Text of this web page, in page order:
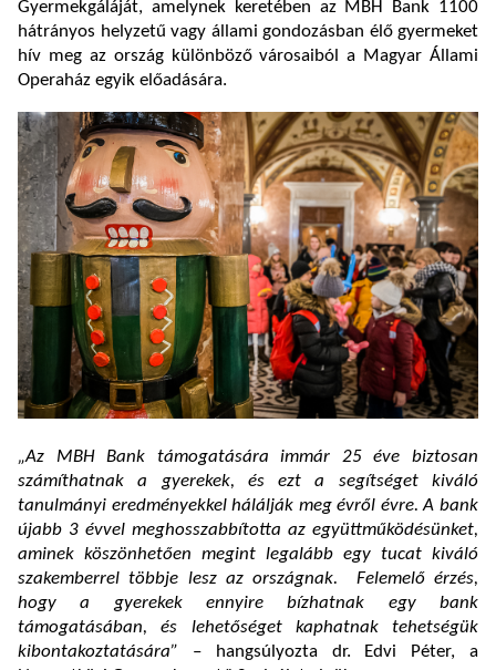
Gyermekgáláját, amelynek keretében az MBH Bank 1100
hátrányos helyzetű vagy állami gondozásban élő gyermeket
hív meg az ország különböző városaiból a Magyar Állami
Operaház egyik előadására.
„Az MBH Bank támogatására immár 25 éve biztosan
számíthatnak a gyerekek, és ezt a segítséget kiváló
tanulmányi eredményekkel hálálják meg évről évre. A bank
újabb 3 évvel meghosszabbította az együttműködésünket,
aminek köszönhetően megint legalább egy tucat kiváló
szakemberrel többje lesz az országnak.
Felemelő érzés,
hogy a gyerekek ennyire bízhatnak egy bank
támogatásában, és lehetőséget kaphatnak tehetségük
kibontakoztatására” – hangsúlyozta dr. Edvi Péter, a